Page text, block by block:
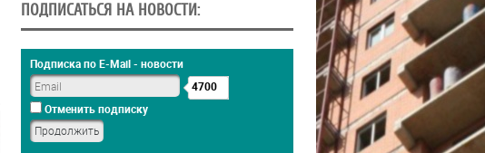
ПОДПИСАТЬСЯ НА НОВОСТИ:
Подписка по E-Mail - новости
4700
Отменить подписку